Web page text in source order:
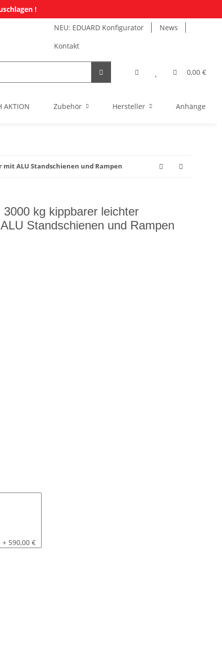
!
NEU: EDUARD Konfigurator
News
Kontakt
0,00 €
AKTION Zubehör Hersteller Anhänger
mit ALU Standschienen und Rampen
kg kippbarer leichter
Standschienen und Rampen
Elektrowinde
+ 590,00 €